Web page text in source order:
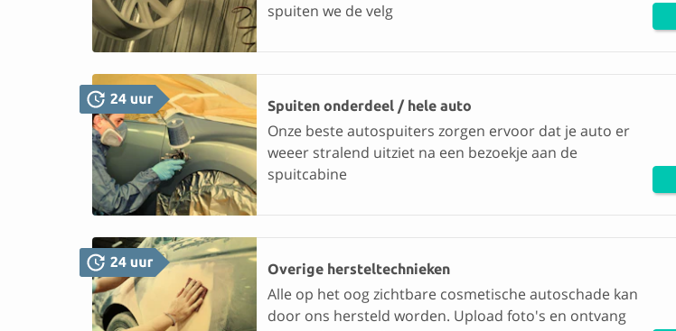
spuiten we de velg
Spuiten onderdeel / hele auto
Onze beste autospuiters zorgen ervoor dat je auto er
weeer stralend uitziet na een bezoekje aan de
spuitcabine
Overige hersteltechnieken
Alle op het oog zichtbare cosmetische autoschade kan
door ons hersteld worden. Upload foto's en ontvang